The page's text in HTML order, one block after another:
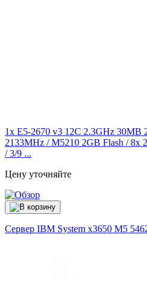
1x E5-2670 v3 12C 2.3GHz 30MB
2133MHz / M5210 2GB Flash / 8x
/ 3/9 ...
Цену уточняйте
Сервер IBM System x3650 M5